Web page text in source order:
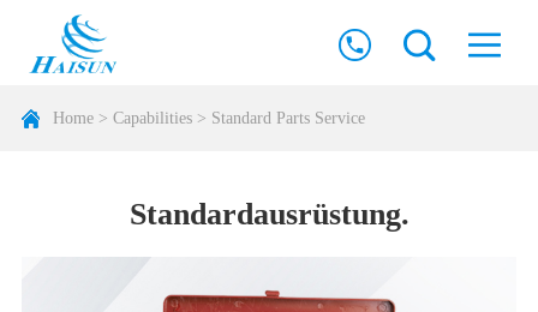
Home> Capabilities> Standard Parts Service
Standardausrüstung.